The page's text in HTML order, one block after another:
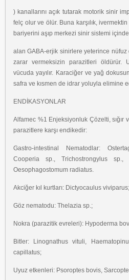
) kanallarını açık tutarak motorik sinir
felç olur ve ölür. Buna karşılık,
bariyerini aşıp merkezi sinir sistemi
alan GABA-erjik sinirlere yeterince
zarar vermeksizin parazitleri öldürür.
vücuda yayılır. Karaciğer ve yağ
safra ve kısmen de idrar yoluyla elimine
ENDİKASYONLAR
Alfamec %1 Enjeksiyonluk Çözelti, sığır
parazitlere karşı endikedir:
Gastro-intestinal Nematodlar:
Cooperia sp., Trichostrongylus sp.,
Oesophagostomum radiatus.
Akciğer kıl kurtları: Dictyocaulus viviparus;
Göz nematodu: Thelazia sp.;
Nokra (parazitik evreleri): Hypoderma
Bitler: Linognathus vituli,
capillatus;
Uyuz etkenleri: Psoroptes bovis,